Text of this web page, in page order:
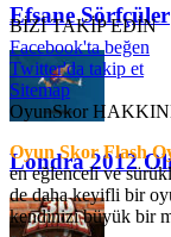
Efsane Sörfçüler
Londra 2012
BİZİ TAKİP EDİN
Facebook'ta beğen
Twitter'da takip et
Sitemap
OyunSkor
Oyun Skor Flash
en eğlenceli ve
de daha keyifli bir
kendinizi büyük bir